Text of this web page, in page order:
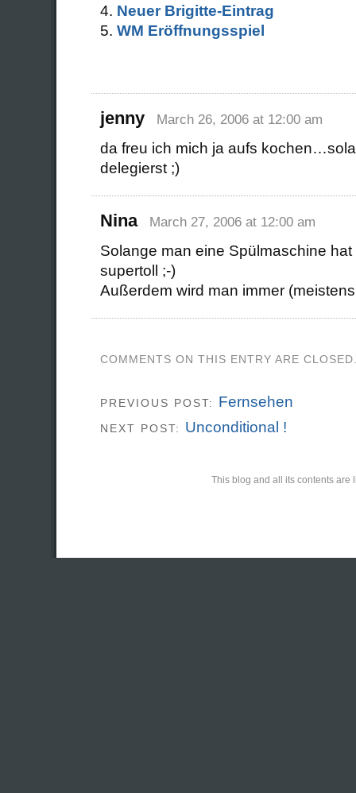
Neuer Brigitte-Eintrag
WM Eröffnungsspiel
jenny March 26, 2006 at 12:00 am
da freu ich mich ja aufs
delegierst ;)
Nina March 27, 2006 at 12:00 am
Solange man eine Spülmaschine
supertoll ;-)
Außerdem wird man immer
COMMENTS ON THIS ENTRY ARE
PREVIOUS POST: Fernsehen
NEXT POST: Unconditional !
This blog and all its contents are